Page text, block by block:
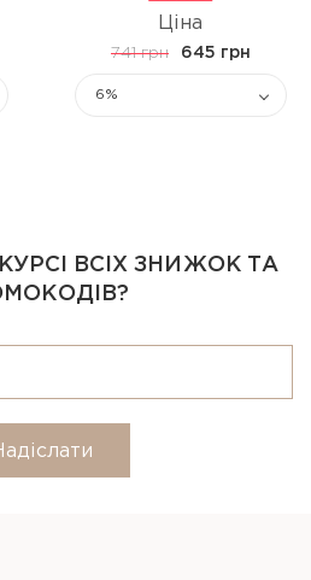
Ціна
741 грн 645 грн
6%
ВСІХ ЗНИЖОК ТА